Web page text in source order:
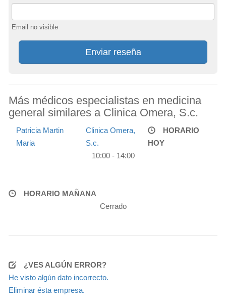
Email no visible
Enviar reseña
Más médicos especialistas en medicina
general similares a Clinica Omera, S.c.
Patricia Martin
Maria
Clinica Omera,
S.c.
HORARIO
HOY
10:00 - 14:00
HORARIO MAÑANA
Cerrado
¿VES ALGÚN ERROR?
He visto algún dato incorrecto.
Eliminar ésta empresa.